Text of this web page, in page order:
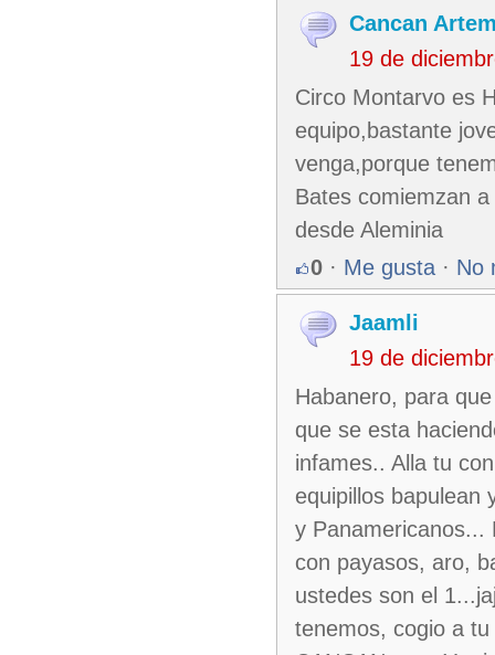
Cancan
19 de
Circo Montarvo es
equipo,bastante
venga,porque
Bates comiemzan
desde Aleminia
0 · Me gusta · No
Jaamli
19 de
Habanero, para
que se esta
infames.. Alla tu
equipillos bapulean
y Panamericanos...
con payasos, aro,
ustedes son el
tenemos, cogio a